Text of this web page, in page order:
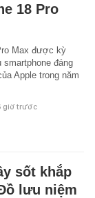
18 Pro
Max được kỳ
smartphone đáng
Apple trong năm
giờ trước
sốt khắp
lưu niệm